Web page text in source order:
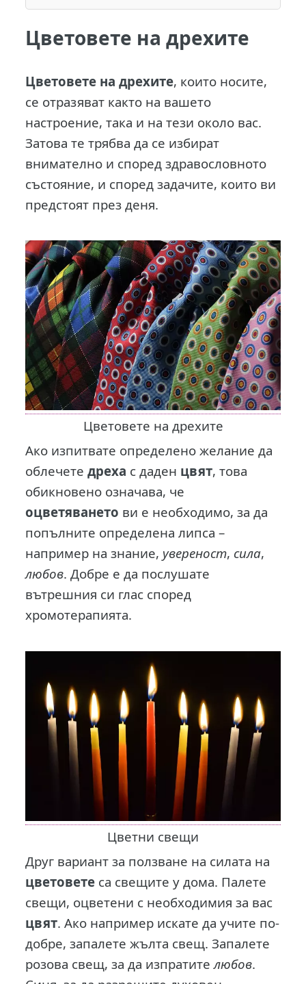
Цветовете на дрехите
Цветовете на дрехите, които носите,
се отразяват както на вашето
настроение, така и на тези около вас.
Затова те трябва да се избират
внимателно и според здравословното
състояние, и според задачите, които ви
предстоят през деня.
Цветовете на дрехите
Ако изпитвате определено желание да
облечетедреха с даден цвят, това
обикновено означава, че
оцветяването ви е необходимо, за да
попълните определена липса –
например на знание, увереност, сила,
любов. Добре е да послушате
вътрешния си глас според
хромотерапията.
Цветни свещи
Друг вариант за ползване на силата на
цветовете са свещите у дома. Палете
свещи, оцветени с необходимия за вас
цвят. Ако например искате да учите по-
добре, запалете жълта свещ. Запалете
розова свещ, за да изпратителюбов.